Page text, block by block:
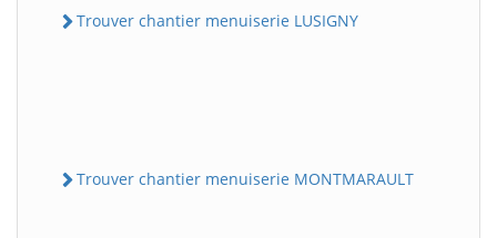
Trouver chantier menuiserie LUSIGNY
Trouver chantier menuiserie MONTMARAULT